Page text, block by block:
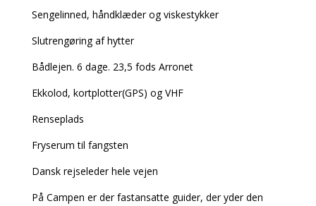
Sengelinned, håndklæder og viskestykker
Slutrengøring af hytter
Bådlejen. 6 dage. 23,5 fods Arronet
Ekkolod, kortplotter(GPS) og VHF
Renseplads
Fryserum til fangsten
Dansk rejseleder hele vejen
På Campen er der fastansatte guider, der yder den